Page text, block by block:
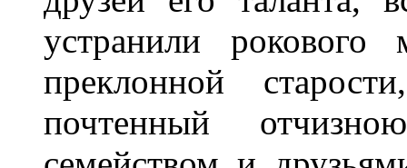
устранили
преклонной
почтенный